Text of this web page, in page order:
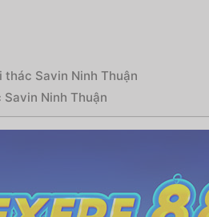
Savin Ninh Thuận
Ninh Thuận